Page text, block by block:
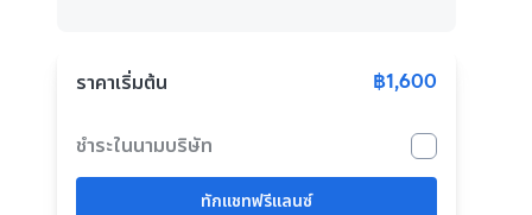
ราคาเริ่มต้น ฿1,600
ชำระในนามบริษัท
ทักแชทฟรีแลนซ์